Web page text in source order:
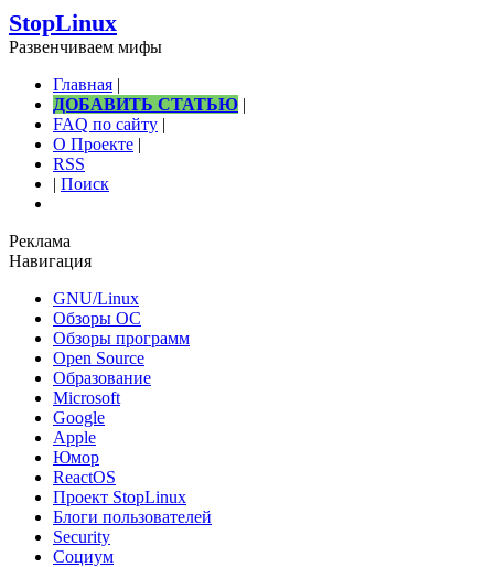
StopLinux
Развенчиваем мифы
Главная |
ДОБАВИТЬ СТАТЬЮ |
FAQ по сайту |
О Проекте |
RSS
| Поиск
Реклама
Навигация
GNU/Linux
Обзоры ОС
Обзоры программ
Open Source
Образование
Microsoft
Google
Apple
Юмор
ReactOS
Проект StopLinux
Блоги пользователей
Security
Социум